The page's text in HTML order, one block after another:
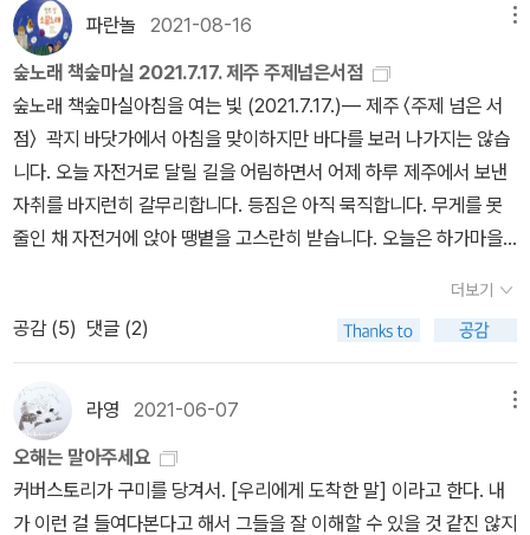
줄 모를 테고, 바람을 타고 논 적이 없으면 바람놀이를 못 알아보겠지.
《키오스크》를 펴면, ‘키오스크’도 똑같이 집이기에 이 집에 고이 머물
면서 살아가고플 만하다. 굳이 집을 떠나거나 버릴 까닭이 없다. 그리
고 애써 집에만 머물러야 하지도 않다. 느긋이 눕고 쉬고 일하는 데도
집일 테지만, 이 푸른별이 통째로 우리 집일 만하고, 너른 별누리가 모
조리 우리 집이기도 하다. 이 끝에서 저 끝을 쉬잖고 오가야 하지는 않
지. 가고픈 데가 있으면 가고, 머물고 싶으면 머물면서 하루를 노래하
면 즐겁다. 저녁바람을 쐰다. 저녁별을 본다. 저녁구름을 헤아린다. 저
파란놀 2021-08-16
숲노래 책숲마실 2021.7.17. 제주 주제넘은서점
숲노래 책숲마실아침을 여는 빛 (2021.7.17.)― 제주 〈주제 넘은 서
점〉 곽지 바닷가에서 아침을 맞이하지만 바다를 보러 나가지는 않습
니다. 오늘 자전거로 달릴 길을 어림하면서 어제 하루 제주에서 보낸
자취를 바지런히 갈무리합니다. 등짐은 아직 묵직합니다. 무게를 못
줄인 채 자전거에 앉아 땡볕을 고스란히 받습니다. 오늘은 하가마을
아서 달리자니 어느새 오르막입니다. 그래요, 한라산을 바라보며 달
리니 내리막 없이 영차영차 합니다. 훅훅 가쁘게 숨을 고르면서 땡볕
오르막을 넘고 다시 넘다가 바야흐로 〈주제 넘은 서점〉이 깃든 마을에
닿습니다. 그러나 책집을 못 찾고 더럭초등학교 앞으로 갔다가 못가
를 돌았어요. 틀림없이 이 둘레인데 싶어 자전거에서 내려 집을 하나
하나 보다가 아주 조그맣게 선 알림판을 봅니다. 옳거니, 수줍고도 조
그맣게 붙인 글씨로구나. 이곳 〈주제 넘은 서점〉은 아침책집입니다.
더보기
공감 (5) 댓글 (2)
라영 2021-06-07
오해는 말아주세요
커버스토리가 구미를 당겨서. [우리에게 도착한 말] 이라고 한다. 내
가 이런 걸 들여다본다고 해서 그들을 잘 이해할 수 있을 것 같진 않지